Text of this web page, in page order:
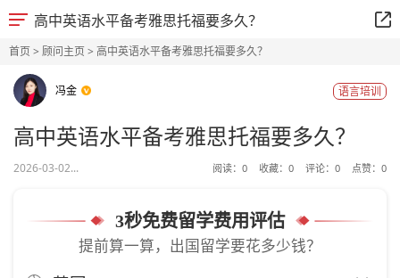
高中英语水平备考雅思托福要多久？
首页> 顾问主页> 高中英语水平备考雅思托福要多久？
冯金 语言培训
高中英语水平备考雅思托福要多久？
2026-03-02... 阅读： 0 收藏： 0 评论： 0 点赞： 0
3秒免费留学费用评估
提前算一算，出国留学要花多少钱？